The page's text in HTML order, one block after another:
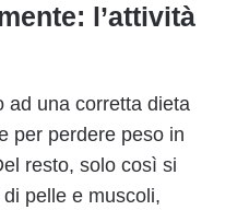
l’attività
ad una corretta dieta
per perdere peso in
resto, solo così si
pelle e muscoli,